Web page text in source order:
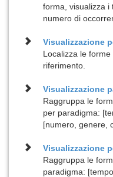
forma, visualizza i
numero di
Visualizzazione
Localizza le
riferimento.
Visualizzazione
Raggruppa le
per paradigma:
[numero, genere,
Visualizzazione
Raggruppa le
paradigma: